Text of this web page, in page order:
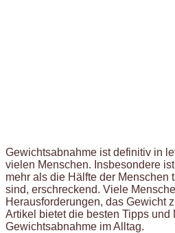
Gewichtsabnahme ist definitiv in
vielen Menschen. Insbesondere
mehr als die Hälfte der Menschen
sind, erschreckend. Viele
Herausforderungen, das Gewicht
Artikel bietet die besten Tipps und
Gewichtsabnahme im Alltag.